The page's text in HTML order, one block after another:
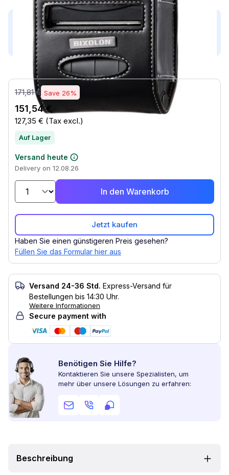
Dieses Produkt ist kompatibel mit...
Compatible with (2)
171,81 € Save 26%
151,54 €
127,35 € (Tax excl.)
Auf Lager
Versand heute
Delivery on 12.08.26
In den Warenkorb
Jetzt kaufen
Haben Sie einen günstigeren Preis gesehen?
Füllen Sie das Formular hier aus
Versand 24-36 Std. Express-Versand für
Bestellungen bis 14:30 Uhr.
Weitere Informationen
Secure payment with
Benötigen Sie Hilfe?
Kontaktieren Sie unsere Spezialisten, um
mehr über unsere Lösungen zu erfahren:
Beschreibung